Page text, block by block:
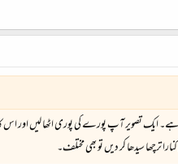
ہے۔ ایک تصویر آپ پورے کی پوری اٹھا لیں اور
ترچھا سیدھا کر دیں تو بھی مختلف۔